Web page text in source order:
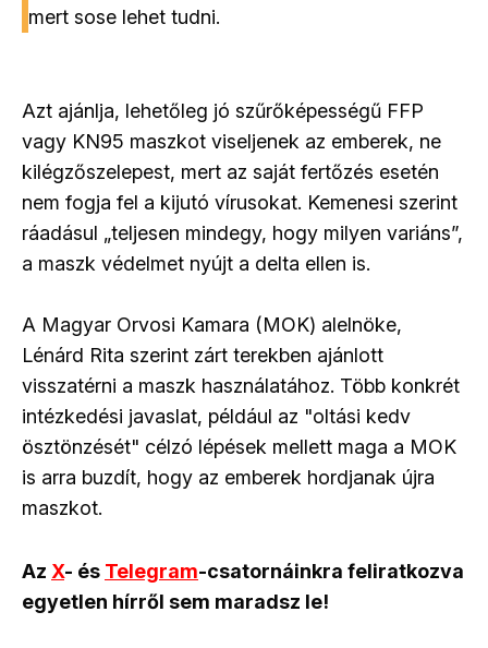
mert sose lehet tudni.
Azt ajánlja, lehetőleg jó szűrőképességű FFP
vagy KN95 maszkot viseljenek az emberek, ne
kilégzőszelepest, mert az saját fertőzés esetén
nem fogja fel a kijutó vírusokat. Kemenesi szerint
ráadásul „teljesen mindegy, hogy milyen variáns”,
a maszk védelmet nyújt a delta ellen is.
A Magyar Orvosi Kamara (MOK) alelnöke,
Lénárd Rita szerint zárt terekben ajánlott
visszatérni a maszk használatához. Több konkrét
intézkedési javaslat, például az "oltási kedv
ösztönzését" célzó lépések mellett maga a MOK
is arra buzdít, hogy az emberek hordjanak újra
maszkot.
Az X- és Telegram-csatornáinkra feliratkozva
egyetlen hírről sem maradsz le!